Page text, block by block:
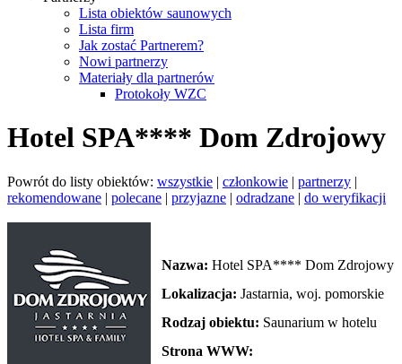
Lista obiektów saunowych
Lista firm
Jak zostać Partnerem?
Nowi partnerzy
Materiały dla partnerów
Protokoły WZC
Hotel SPA**** Dom Zdrojowy
Powrót do listy obiektów: wszystkie | członkowie | partnerzy |
rekomendowane | polecane | przyjazne | odradzane | do weryfikacji
Nazwa: Hotel SPA**** Dom Zdrojowy
Lokalizacja: Jastarnia, woj. pomorskie
Rodzaj obiektu: Saunarium w hotelu
Strona WWW: